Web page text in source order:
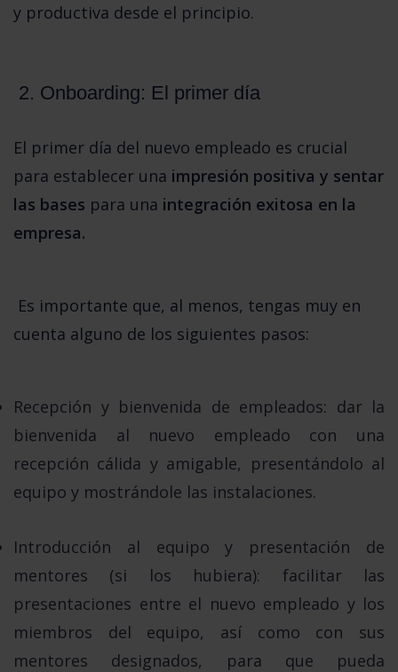
y productiva desde el principio.
2. Onboarding: El primer día
El primer día del nuevo empleado es crucial
para establecer una impresión positiva y sentar
las bases para una integración exitosa en la
empresa.
Es importante que, al menos, tengas muy en
cuenta alguno de los siguientes pasos:
Recepción y bienvenida de empleados: dar la
bienvenida al nuevo empleado con una
recepción cálida y amigable, presentándolo al
equipo y mostrándole las instalaciones.
Introducción al equipo y presentación de
mentores (si los hubiera): facilitar las
presentaciones entre el nuevo empleado y los
miembros del equipo, así como con sus
mentores designados, para que pueda